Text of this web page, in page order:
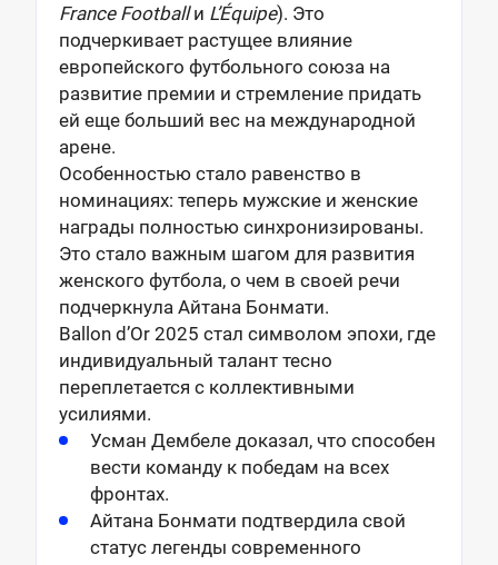
France Footballи L’Équipe). Это
подчеркивает растущее влияние
европейского футбольного союза на
развитие премии и стремление придать
ей еще больший вес на международной
арене.
Особенностью стало равенство в
номинациях: теперь мужские и женские
награды полностью синхронизированы.
Это стало важным шагом для развития
женского футбола, о чем в своей речи
подчеркнула Айтана Бонмати.
Ballon d’Or 2025 стал символом эпохи, где
индивидуальный талант тесно
переплетается с коллективными
усилиями.
Усман Дембеле доказал, что способен
вести команду к победам на всех
фронтах.
Айтана Бонмати подтвердила свой
статус легенды современного